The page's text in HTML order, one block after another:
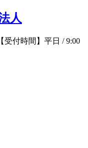
【受付時間】平日 / 9:00